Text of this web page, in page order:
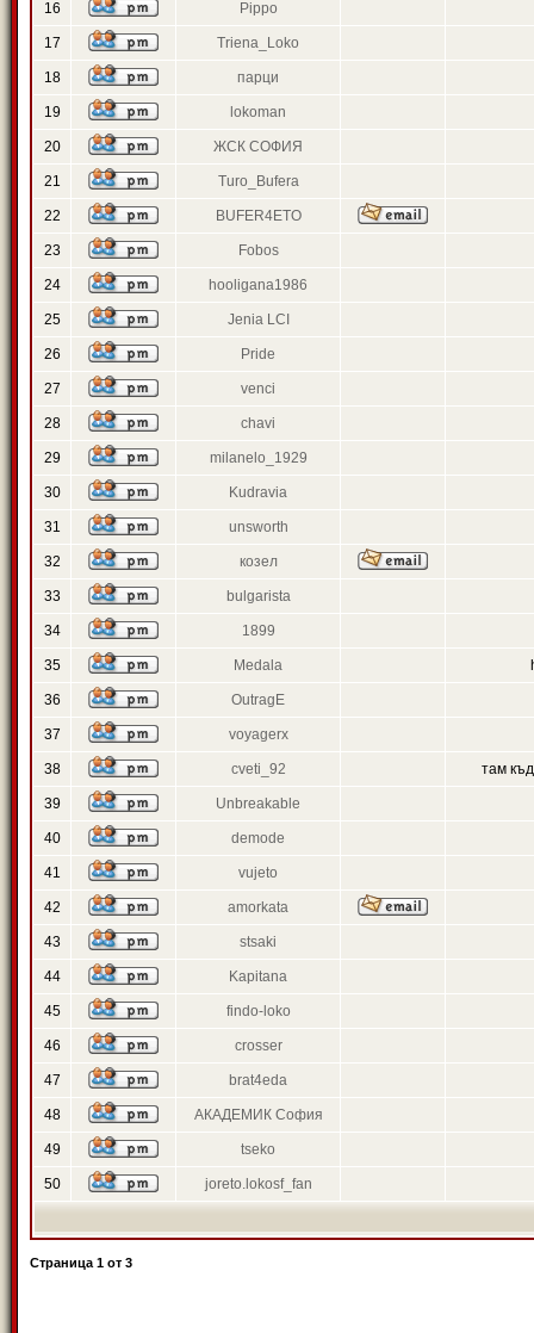
16 Pippo
17 Triena_Loko
18 парци
19 lokoman
20 ЖСК СОФИЯ
21 Turo_Bufera
22 BUFER4ETO
23 Fobos
24 hooligana1986
25 Jenia LCI
26 Pride
27 venci
28 chavi
29 milanelo_1929
30 Kudravia
31 unsworth
32 козел
33 bulgarista
34 1899
35 Medala
36 OutragE
37 voyagerx
38 cveti_92 там
39 Unbreakable
40 demode
41 vujeto
42 amorkata
43 stsaki
44 Kapitana
45 findo-loko
46 crosser
47 brat4eda
48 АКАДЕМИК София
49 tseko
50 joreto.lokosf_fan
Страница 1 от 3